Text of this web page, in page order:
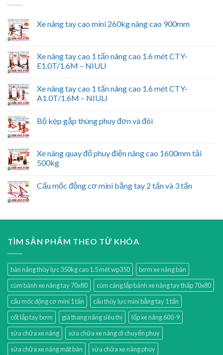
Xe nâng tay cao mini 260kg nâng cao 900mm
Xe nâng tay cao 1 tấn nâng cao 1.6 mét CTY-
E1.0T/1.6M – NIULI
Xe nâng tay cao 1 tấn nâng cao 1.6 mét CTY-
A1.0T/1.6M – NIULI
Bộ kẹp gắp thùng phuy đơn và đôi
Xe nâng quay đổ phuy điện nâng cao 1600mm tải
500kg
Cẩu mốc động cơ mini bằng tay 2 tấn và 3 tấn
TÌM SẢN PHẨM THEO TỪ KHÓA
bàn nâng thủy lực 350kg cao 1.5 mét wp350
bơm xe nâng bàn
cùm bánh xe nâng tay 70x80
cùm càng lắp bánh xe nâng tay thấp 70x80
cẩu móc động cơ mini 1 tấn
cẩu thủy lực mini bằng tay 1 tấn
cốt lắp tay bơm
giá thang nâng siêu thị
lốp xe nâng 600-9
sửa chữa xe nâng
sửa chữa xe nâng di chuyển phuy
sửa chữa xe nâng mặt bàn
sửa chữa xe nâng phuy